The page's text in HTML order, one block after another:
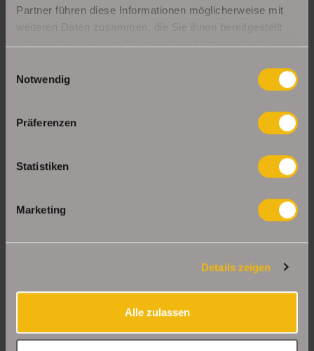
Partner führen diese Informationen möglicherweise mit
weiteren Daten zusammen, die Sie ihnen bereitgestellt
haben oder die sie im Rahmen Ihrer Nutzung der Dienste
Notwendig
Präferenzen
Statistiken
Marketing
Details zeigen
Alle zulassen
UNSERE PARTNER & AUSZEICHNUNGEN